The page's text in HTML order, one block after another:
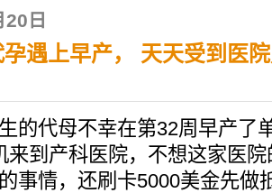
日
遇上早产， 天天受到医
的代母不幸在第32周早产了
来到产科医院，不想这家医
事情，还刷卡5000美金先做